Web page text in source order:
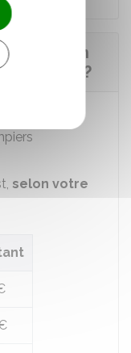
perçue en
?
selon votre